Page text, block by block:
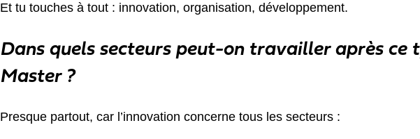
Et tu touches à tout : innovation, organisation, développement.
Dans quels secteurs peut-on travailler après ce
Master ?
Presque partout, car l’innovation concerne tous les secteurs :